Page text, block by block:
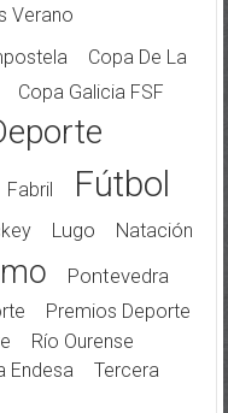
Verano
Copa De La
Copa Galicia FSF
Fabril Fútbol
Lugo Natación
Pontevedra
Premios Deporte
Río Ourense
Endesa
Tercera